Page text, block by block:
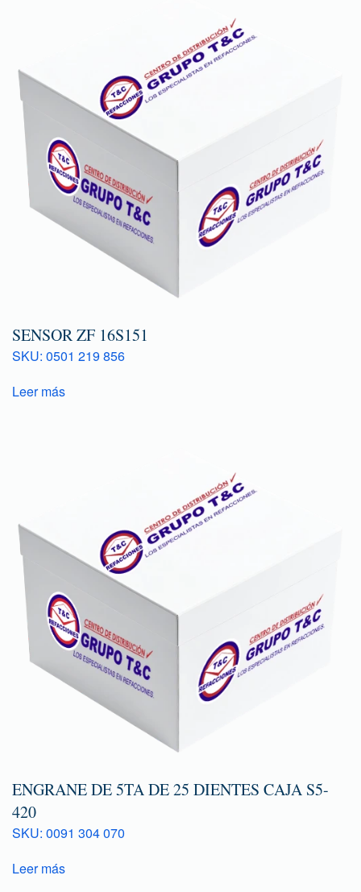
SENSOR ZF 16S151
SKU: 0501 219 856
Leer más
ENGRANE DE 5TA DE 25 DIENTES CAJA S5-
420
SKU: 0091 304 070
Leer más